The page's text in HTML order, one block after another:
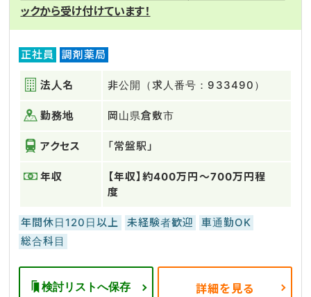
ックから受け付けています！
正社員 調剤薬局
法人名 非公開（求人番号：933490）
勤務地 岡山県倉敷市
アクセス 「常盤駅」
年収
【年収】約400万円～700万円程
度
年間休日120日以上 未経験者歓迎
車通勤OK
総合科目
検討リストへ保存 詳細を見る